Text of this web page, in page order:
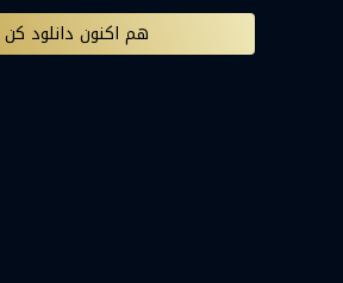
هم اکنون دانلود کن